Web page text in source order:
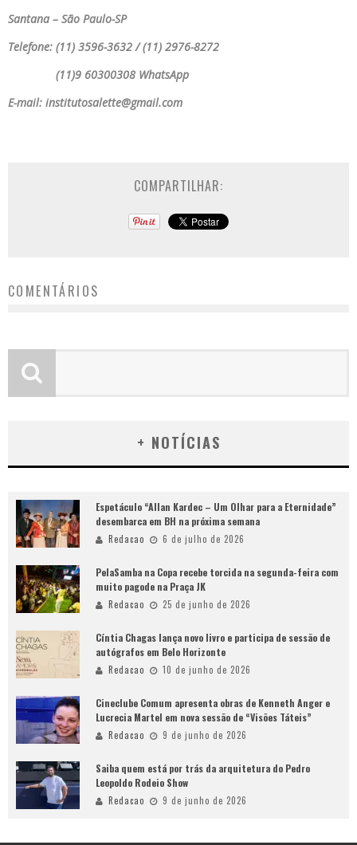
Santana – São Paulo-SP
Telefone: (11) 3596-3632 / (11) 2976-8272
(11)9 60300308 WhatsApp
E-mail: institutosalette@gmail.com
COMPARTILHAR:
COMENTÁRIOS
+ NOTÍCIAS
Espetáculo “Allan Kardec – Um Olhar para a Eternidade”
desembarca em BH na próxima semana
Redacao 6 de julho de 2026
PelaSamba na Copa recebe torcida na segunda-feira com
muito pagode na Praça JK
Redacao 25 de junho de 2026
Cíntia Chagas lança novo livro e participa de sessão de
autógrafos em Belo Horizonte
Redacao 10 de junho de 2026
Cineclube Comum apresenta obras de Kenneth Anger e
Lucrecia Martel em nova sessão de “Visões Táteis”
Redacao 9 de junho de 2026
Saiba quem está por trás da arquitetura do Pedro
Leopoldo Rodeio Show
Redacao 9 de junho de 2026